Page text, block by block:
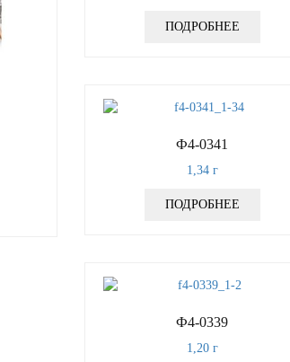
ПОДРОБНЕЕ
Ф4-0341
1,34г
ПОДРОБНЕЕ
Ф4-0339
1,20г